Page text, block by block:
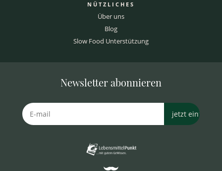
NÜTZLICHES
Über uns
Blog
Slow Food Unterstützung
Newsletter abonnieren